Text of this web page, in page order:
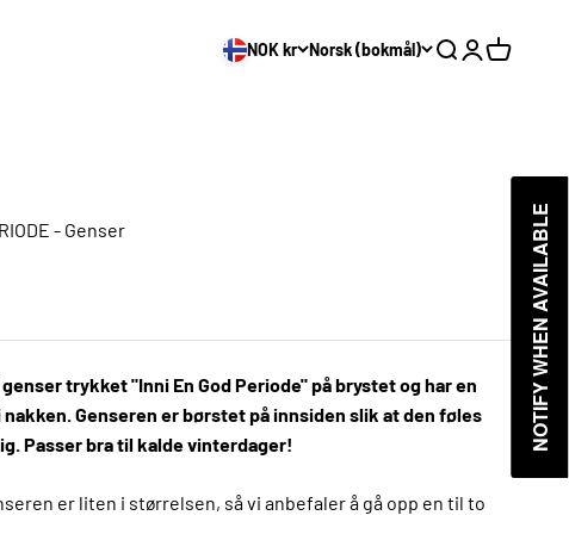
NOK kr Norsk (bokmål) Søk Logg inn
- Genser
trykket "Inni En God Periode" på brystet og har en
Genseren er børstet på innsiden slik at den føles
Passer bra til kalde vinterdager!
er liten i størrelsen, så vi anbefaler å gå opp en til to
NOTIFY WHEN AVAILABLE